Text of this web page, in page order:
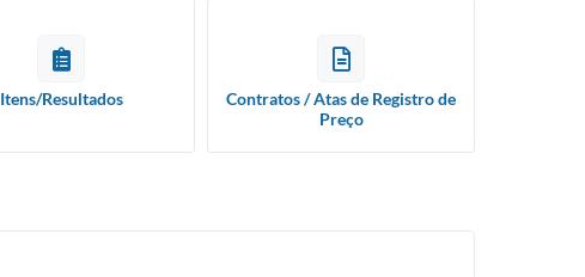
Itens/Resultados
Contratos / Atas de Registro de
Preço